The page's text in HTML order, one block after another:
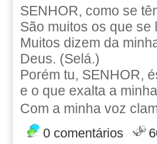
SENHOR, como se
São muitos os que se
Muitos dizem da
Deus. (Selá.)
Porém tu, SENHOR,
e o que exalta a
Com a minha voz
0 comentários